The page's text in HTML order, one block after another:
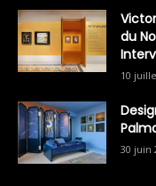
du
10
30 juin